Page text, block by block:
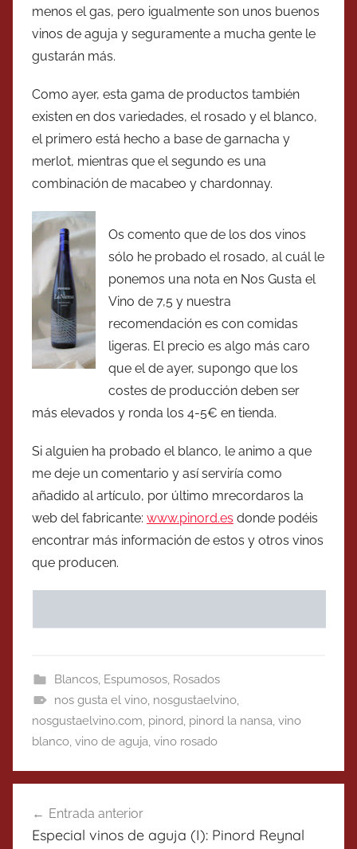
menos el gas, pero igualmente son unos buenos
vinos de aguja y seguramente a mucha gente le
gustarán más.
Como ayer, esta gama de productos también
existen en dos variedades, el rosado y el blanco,
el primero está hecho a base de garnacha y
merlot, mientras que el segundo es una
combinación de macabeo y chardonnay.
Os comento que de los dos vinos
sólo he probado el rosado, al cuál le
ponemos una nota en Nos Gusta el
Vino de 7,5 y nuestra
recomendación es con comidas
ligeras. El precio es algo más caro
que el de ayer, supongo que los
costes de producción deben ser
más elevados y ronda los 4-5€ en tienda.
Si alguien ha probado el blanco, le animo a que
me deje un comentario y así serviría como
añadido al artículo, por último mrecordaros la
web del fabricante: www.pinord.es donde podéis
encontrar más información de estos y otros vinos
que producen.
Blancos, Espumosos, Rosados
nos gusta el vino, nosgustaelvino,
nosgustaelvino.com, pinord, pinord la nansa, vino
blanco, vino de aguja, vino rosado
de
Entrada anterior
Especial vinos de aguja (I): Pinord Reynal